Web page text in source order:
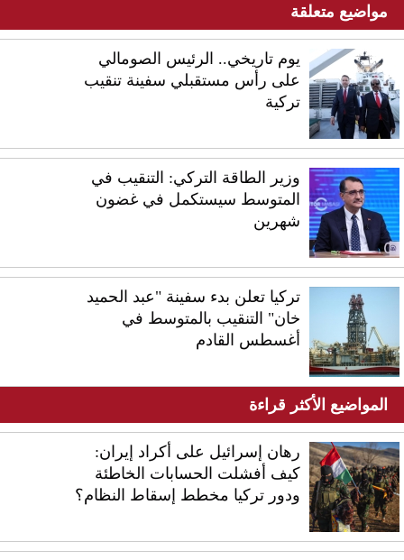
مواضيع متعلقة
يوم تاريخي.. الرئيس الصومالي
على رأس مستقبلي سفينة تنقيب
تركية
وزير الطاقة التركي: التنقيب في
المتوسط سيستكمل في غضون
شهرين
تركيا تعلن بدء سفينة "عبد الحميد
خان" التنقيب بالمتوسط في
أغسطس القادم
المواضيع الأكثر قراءة
رهان إسرائيل على أكراد إيران:
كيف أفشلت الحسابات الخاطئة
ودور تركيا مخطط إسقاط النظام؟